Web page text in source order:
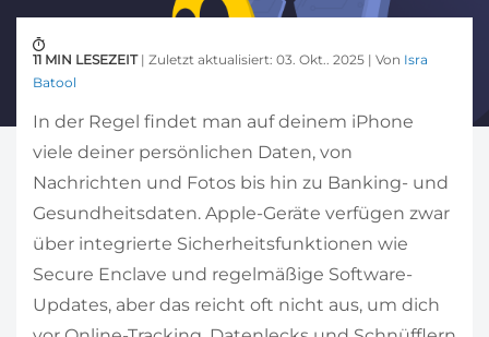
11 MIN LESEZEIT | Zuletzt aktualisiert: 03. Okt.. 2025 | Von Isra
Batool
In der Regel findet man auf deinem iPhone
viele deiner persönlichen Daten, von
Nachrichten und Fotos bis hin zu Banking- und
Gesundheitsdaten. Apple-Geräte verfügen zwar
über integrierte Sicherheitsfunktionen wie
Secure Enclave und regelmäßige Software-
Updates, aber das reicht oft nicht aus, um dich